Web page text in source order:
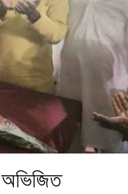
অভিজিত